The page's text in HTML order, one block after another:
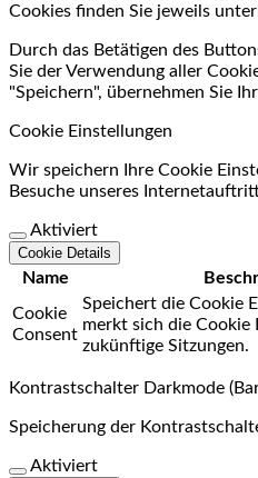
Cookies finden Sie jeweils
Durch das Betätigen des
Sie der Verwendung aller
"Speichern", übernehmen Sie
Cookie Einstellungen
Wir speichern Ihre Cookie
Besuche unseres
Aktiviert
Cookie Details
Name
Cookie
Consent
Speichert die Cookie
merkt sich die Cookie
zukünftige Sitzungen.
Kontrastschalter Darkmode
Speicherung der
Aktiviert